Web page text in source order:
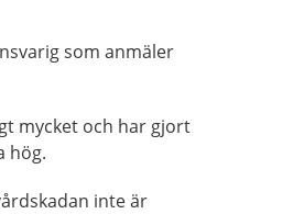
som anmäler
mycket och har gjort
hög.
inte är